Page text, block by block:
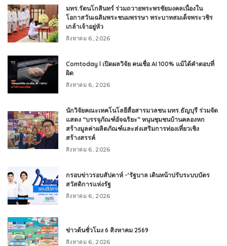
มทร.รัตนโกสินทร์ ร่วมถวายพระพรชัยมงคลเนื่องใน
โอกาสวันเฉลิมพระชนมพรรษา พระบาทสมเด็จพระวชิร
เกล้าเจ้าอยู่หัว
สิงหาคม 6, 2026
Comtoday l เปิดผลวิจัย คนเชื่อ AI 100% แม้ได้คำตอบที่
ผิด
สิงหาคม 6, 2026
นักวิจัยคณะเทคโนโลยีสื่อสารมวลชน มทร.ธัญบุรี ร่วมจัด
แสดง “บรรจุภัณฑ์อัจฉริยะ” หนุนชุมชนบ้านคลองหก
สร้างมูลค่าผลิตภัณฑ์และส่งเสริมการท่องเที่ยวเชิง
สร้างสรรค์
สิงหาคม 6, 2026
กรอบข่าวรอบสัปดาห์ -‘รัฐบาล เดินหน้าปรับระบบบัตร
สวัสดิการแห่งรัฐ
สิงหาคม 6, 2026
ข่าวต้นชั่วโมง 6 สิงหาคม 2569
สิงหาคม 6, 2026